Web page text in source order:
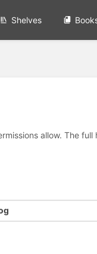
Shelves
allow. The